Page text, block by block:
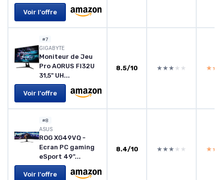
Voir l'offre
#7
GIGABYTE
Moniteur de Jeu
Pro AORUS FI32U
31,5" UH...
Voir l'offre
8.5/10 ★★★★★
★★★★★
#8
‎ASUS
ROG XG49VQ -
Ecran PC gaming
eSport 49"...
Voir l'offre
8.4/10 ★★★★★
★★★★★